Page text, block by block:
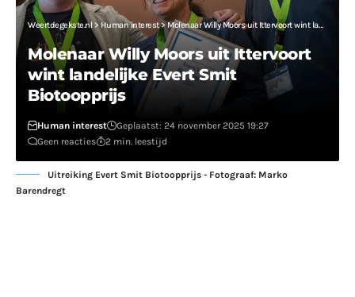
Weertdegekste.nl> Human interest>Molenaar Willy Moors uit Ittervoort wint landelijke Evert Smit Biotoopprijs
Molenaar Willy Moors uit Ittervoort
wint landelijke Evert Smit
Biotoopprijs
Human interest
Geplaatst: 24 november 2025 19:27
Geen reacties
2 min. leestijd
Uitreiking Evert Smit Biotoopprijs - Fotograaf: Marko
Barendregt